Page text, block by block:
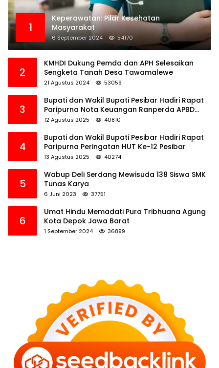
1
Keperawatan: Pilar Kesehatan
Masyarakat
6 September 2024 54170
2
KMHDI Dukung Pemda dan APH Selesaikan
Sengketa Tanah Desa Tawamalewe
21 Agustus 2024 53059
3
Bupati dan Wakil Bupati Pesibar Hadiri Rapat
Paripurna Nota Keuangan Ranperda APBD
Perubahan TA 2025
12 Agustus 2025 40810
4
Bupati dan Wakil Bupati Pesibar Hadiri Rapat
Paripurna Peringatan HUT Ke-12 Pesibar
13 Agustus 2025 40274
5
Wabup Deli Serdang Mewisuda 138 Siswa SMK
Tunas Karya
6 Juni 2023 37751
6
Umat Hindu Memadati Pura Tribhuana Agung
Kota Depok Jawa Barat
1 September 2024 36899